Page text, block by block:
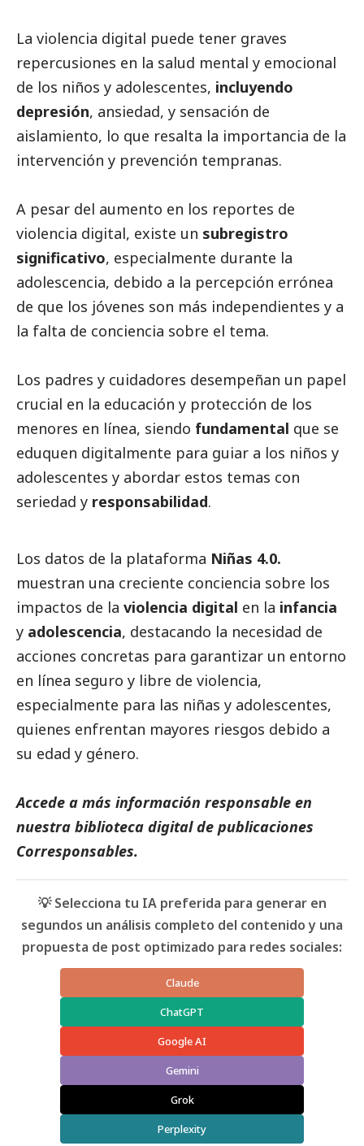
La violencia digital puede tener graves
repercusiones en la salud mental y emocional
de los niños y adolescentes, incluyendo
depresión, ansiedad, y sensación de
aislamiento, lo que resalta la importancia de la
intervención y prevención tempranas.
A pesar del aumento en los reportes de
violencia digital, existe un subregistro
significativo, especialmente durante la
adolescencia, debido a la percepción errónea
de que los jóvenes son más independientes y a
la falta de conciencia sobre el tema.
Los padres y cuidadores desempeñan un papel
crucial en la educación y protección de los
menores en línea, siendo fundamental que se
eduquen digitalmente para guiar a los niños y
adolescentes y abordar estos temas con
seriedad y responsabilidad.
Los datos de la plataforma Niñas 4.0.
muestran una creciente conciencia sobre los
impactos de la violencia digital en la infancia
y adolescencia, destacando la necesidad de
acciones concretas para garantizar un entorno
en línea seguro y libre de violencia,
especialmente para las niñas y adolescentes,
quienes enfrentan mayores riesgos debido a
su edad y género.
Accede a más información responsable en
nuestra biblioteca digital de publicaciones
Corresponsables.
💡 Selecciona tu IA preferida para generar en
segundos un análisis completo del contenido y una
propuesta de post optimizado para redes sociales:
Claude
ChatGPT
Google AI
Gemini
Grok
Perplexity